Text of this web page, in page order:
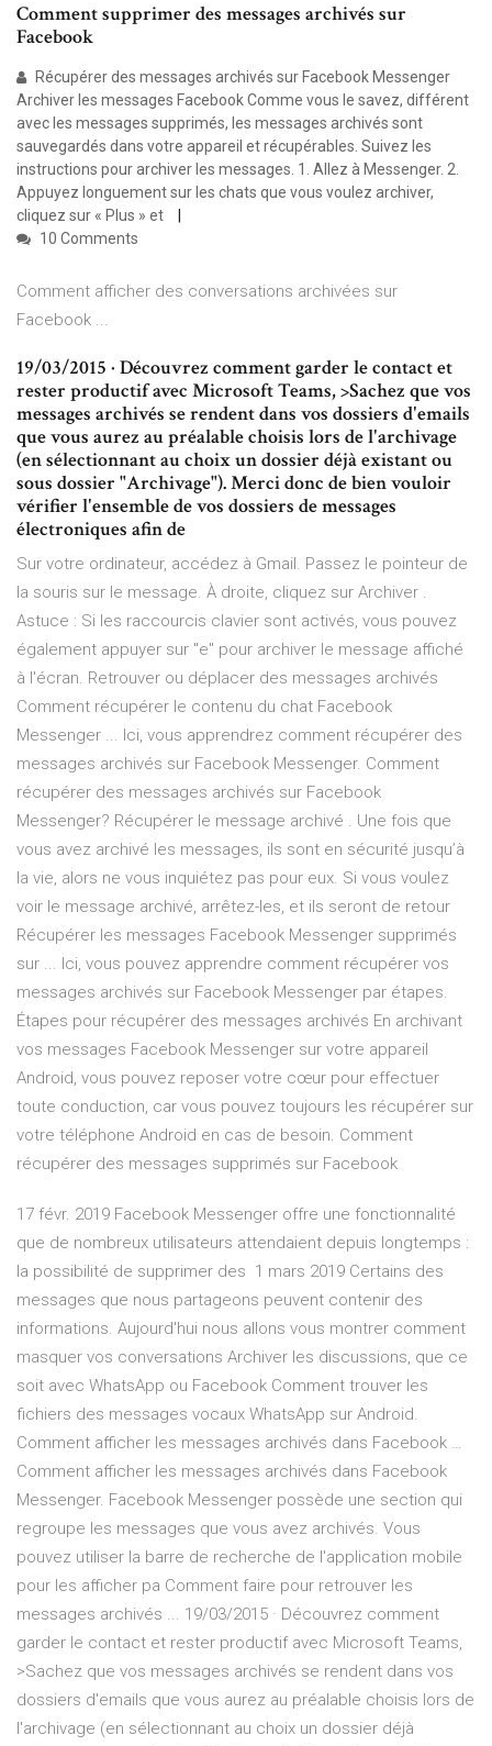
Comment supprimer des messages archivés sur
Facebook
Récupérer des messages archivés sur Facebook Messenger
Archiver les messages Facebook Comme vous le savez, différent
avec les messages supprimés, les messages archivés sont
sauvegardés dans votre appareil et récupérables. Suivez les
instructions pour archiver les messages. 1. Allez à Messenger. 2.
Appuyez longuement sur les chats que vous voulez archiver,
cliquez sur « Plus » et
10 Comments
Comment afficher des conversations archivées sur
Facebook ...
19/03/2015 · Découvrez comment garder le contact et
rester productif avec Microsoft Teams, >Sachez que vos
messages archivés se rendent dans vos dossiers d'emails
que vous aurez au préalable choisis lors de l'archivage
(en sélectionnant au choix un dossier déjà existant ou
sous dossier "Archivage"). Merci donc de bien vouloir
vérifier l'ensemble de vos dossiers de messages
électroniques afin de
Sur votre ordinateur, accédez à Gmail. Passez le pointeur de
la souris sur le message. À droite, cliquez sur Archiver .
Astuce : Si les raccourcis clavier sont activés, vous pouvez
également appuyer sur "e" pour archiver le message affiché
à l'écran. Retrouver ou déplacer des messages archivés
Comment récupérer le contenu du chat Facebook
Messenger ... Ici, vous apprendrez comment récupérer des
messages archivés sur Facebook Messenger. Comment
récupérer des messages archivés sur Facebook
Messenger? Récupérer le message archivé . Une fois que
vous avez archivé les messages, ils sont en sécurité jusqu’à
la vie, alors ne vous inquiétez pas pour eux. Si vous voulez
voir le message archivé, arrêtez-les, et ils seront de retour
Récupérer les messages Facebook Messenger supprimés
sur ... Ici, vous pouvez apprendre comment récupérer vos
messages archivés sur Facebook Messenger par étapes.
Étapes pour récupérer des messages archivés En archivant
vos messages Facebook Messenger sur votre appareil
Android, vous pouvez reposer votre cœur pour effectuer
toute conduction, car vous pouvez toujours les récupérer sur
votre téléphone Android en cas de besoin. Comment
récupérer des messages supprimés sur Facebook
17 févr. 2019 Facebook Messenger offre une fonctionnalité
que de nombreux utilisateurs attendaient depuis longtemps :
la possibilité de supprimer des 1 mars 2019 Certains des
messages que nous partageons peuvent contenir des
informations. Aujourd'hui nous allons vous montrer comment
masquer vos conversations Archiver les discussions, que ce
soit avec WhatsApp ou Facebook Comment trouver les
fichiers des messages vocaux WhatsApp sur Android.
Comment afficher les messages archivés dans Facebook …
Comment afficher les messages archivés dans Facebook
Messenger. Facebook Messenger possède une section qui
regroupe les messages que vous avez archivés. Vous
pouvez utiliser la barre de recherche de l'application mobile
pour les afficher pa Comment faire pour retrouver les
messages archivés ... 19/03/2015 · Découvrez comment
garder le contact et rester productif avec Microsoft Teams,
>Sachez que vos messages archivés se rendent dans vos
dossiers d'emails que vous aurez au préalable choisis lors de
l'archivage (en sélectionnant au choix un dossier déjà